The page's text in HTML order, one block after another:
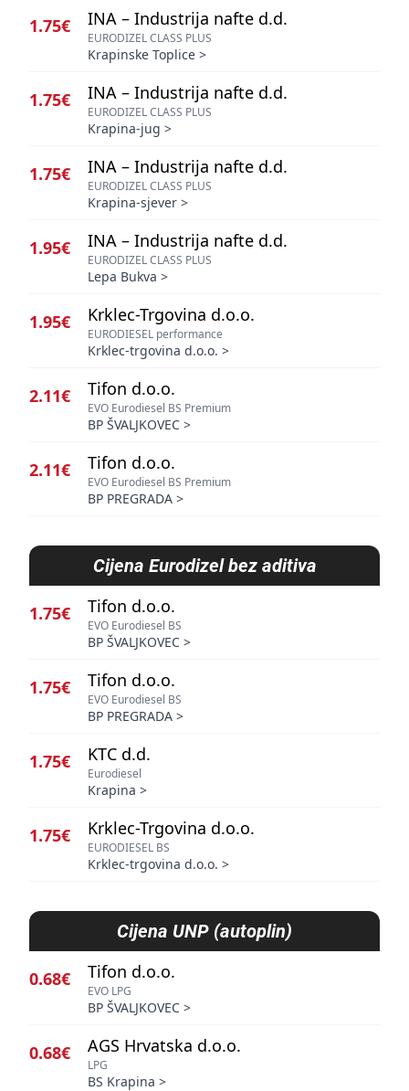
1.75€ INA – Industrija nafte d.d.
EURODIZEL CLASS PLUS
Krapinske Toplice >
1.75€ INA – Industrija nafte d.d.
EURODIZEL CLASS PLUS
Krapina-jug >
1.75€ INA – Industrija nafte d.d.
EURODIZEL CLASS PLUS
Krapina-sjever >
1.95€ INA – Industrija nafte d.d.
EURODIZEL CLASS PLUS
Lepa Bukva >
1.95€ Krklec-Trgovina d.o.o.
EURODIESEL performance
Krklec-trgovina d.o.o. >
2.11€ Tifon d.o.o.
EVO Eurodiesel BS Premium
BP ŠVALJKOVEC >
2.11€ Tifon d.o.o.
EVO Eurodiesel BS Premium
BP PREGRADA >
Cijena Eurodizel bez aditiva
1.75€ Tifon d.o.o.
EVO Eurodiesel BS
BP ŠVALJKOVEC >
1.75€ Tifon d.o.o.
EVO Eurodiesel BS
BP PREGRADA >
1.75€ KTC d.d.
Eurodiesel
Krapina >
1.75€ Krklec-Trgovina d.o.o.
EURODIESEL BS
Krklec-trgovina d.o.o. >
Cijena UNP (autoplin)
0.68€ Tifon d.o.o.
EVO LPG
BP ŠVALJKOVEC >
0.68€ AGS Hrvatska d.o.o.
LPG
BS Krapina >